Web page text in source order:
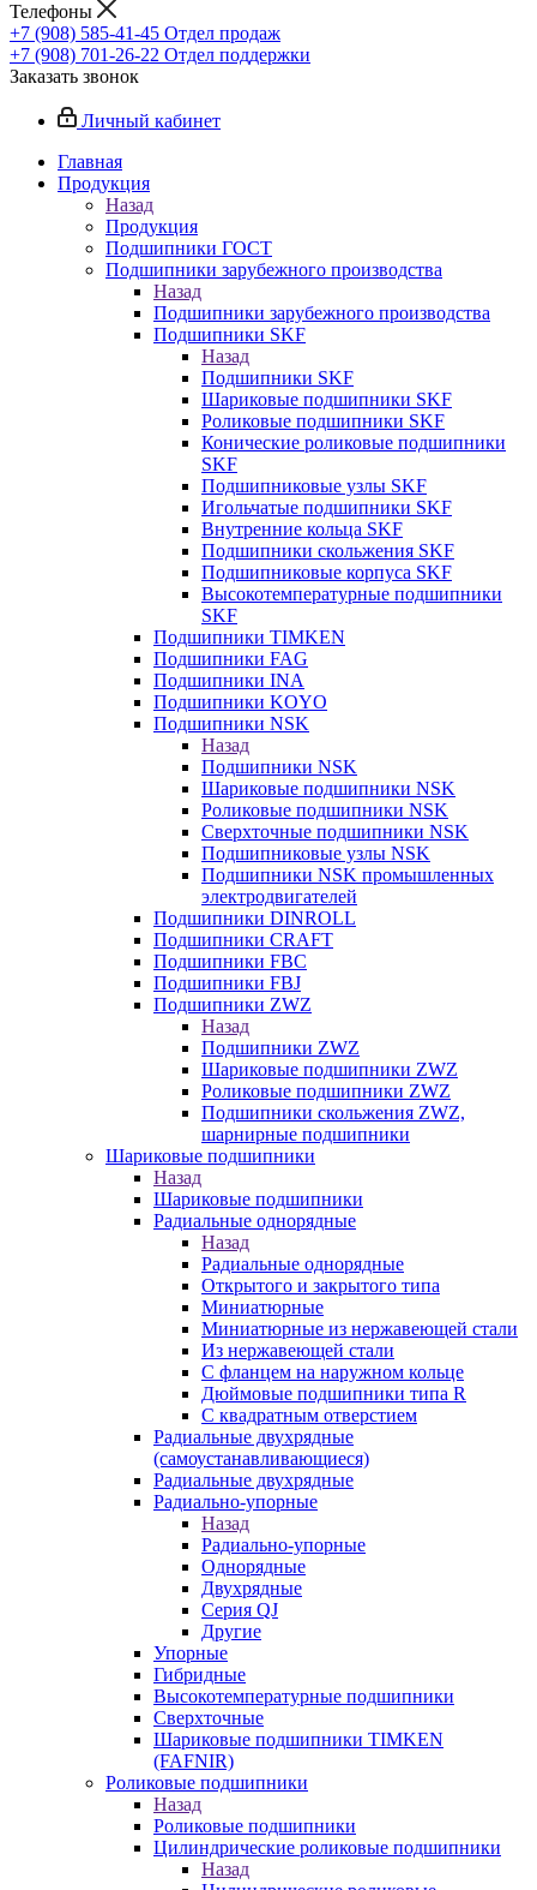
Телефоны
+7 (908) 585-41-45 Отдел продаж
+7 (908) 701-26-22 Отдел поддержки
Заказать звонок
Личный кабинет
Главная
Продукция
Назад
Продукция
Подшипники ГОСТ
Подшипники зарубежного производства
Назад
Подшипники зарубежного производства
Подшипники SKF
Назад
Подшипники SKF
Шариковые подшипники SKF
Роликовые подшипники SKF
Конические роликовые подшипники
SKF
Подшипниковые узлы SKF
Игольчатые подшипники SKF
Внутренние кольца SKF
Подшипники скольжения SKF
Подшипниковые корпуса SKF
Высокотемпературные подшипники
SKF
Подшипники TIMKEN
Подшипники FAG
Подшипники INA
Подшипники KOYO
Подшипники NSK
Назад
Подшипники NSK
Шариковые подшипники NSK
Роликовые подшипники NSK
Сверхточные подшипники NSK
Подшипниковые узлы NSK
Подшипники NSK промышленных
электродвигателей
Подшипники DINROLL
Подшипники CRAFT
Подшипники FBC
Подшипники FBJ
Подшипники ZWZ
Назад
Подшипники ZWZ
Шариковые подшипники ZWZ
Роликовые подшипники ZWZ
Подшипники скольжения ZWZ,
шарнирные подшипники
Шариковые подшипники
Назад
Шариковые подшипники
Радиальные однорядные
Назад
Радиальные однорядные
Открытого и закрытого типа
Миниатюрные
Миниатюрные из нержавеющей стали
Из нержавеющей стали
С фланцем на наружном кольце
Дюймовые подшипники типа R
С квадратным отверстием
Радиальные двухрядные
(самоустанавливающиеся)
Радиальные двухрядные
Радиально-упорные
Назад
Радиально-упорные
Однорядные
Двухрядные
Серия QJ
Другие
Упорные
Гибридные
Высокотемпературные подшипники
Сверхточные
Шариковые подшипники TIMKEN
(FAFNIR)
Роликовые подшипники
Назад
Роликовые подшипники
Цилиндрические роликовые подшипники
Назад